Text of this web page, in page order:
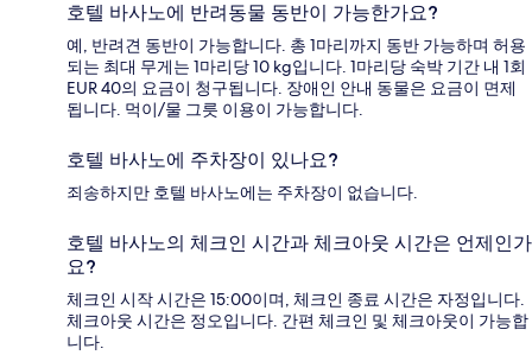
호텔 바사노에 반려동물 동반이 가능한가요?
예, 반려견 동반이 가능합니다. 총 1마리까지 동반 가능하며 허용
되는 최대 무게는 1마리당 10 kg입니다. 1마리당 숙박 기간 내 1회
EUR 40의 요금이 청구됩니다. 장애인 안내 동물은 요금이 면제
됩니다. 먹이/물 그릇 이용이 가능합니다.
호텔 바사노에 주차장이 있나요?
죄송하지만 호텔 바사노에는 주차장이 없습니다.
호텔 바사노의 체크인 시간과 체크아웃 시간은 언제인가
요?
체크인 시작 시간은 15:00이며, 체크인 종료 시간은 자정입니다.
체크아웃 시간은 정오입니다. 간편 체크인 및 체크아웃이 가능합
니다.